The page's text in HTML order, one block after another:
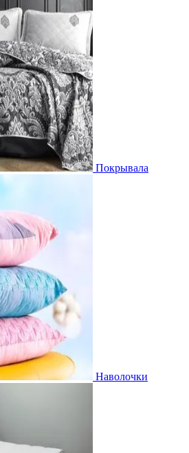
Покрывала
Наволочки